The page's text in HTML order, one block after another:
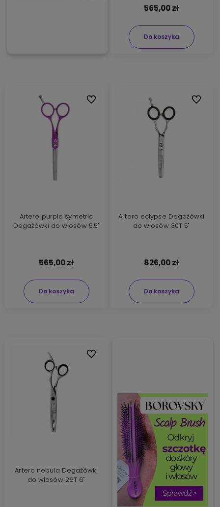
565,00 zł
Do koszyka
Artero purple symetric
Degażówki do włosów 5,5"
565,00 zł
Do koszyka
Do ulubionych
Artero eclypse Degażówki
do włosów 30T 5"
826,00 zł
Do koszyka
Do
Artero nebula Degażówki
do włosów 26T 6"
Do ulubionych